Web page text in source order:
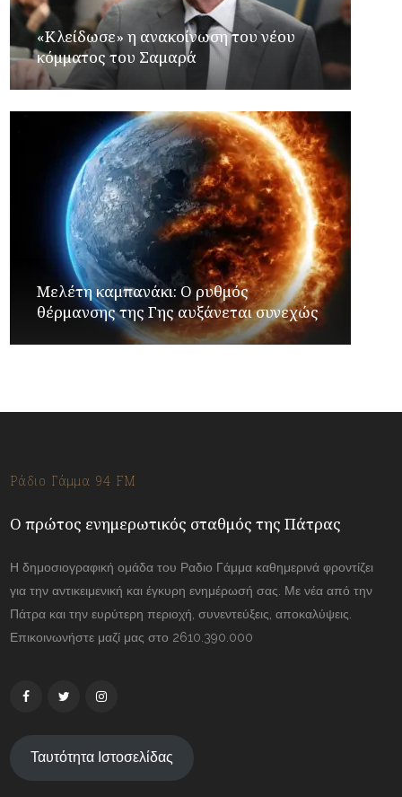
«Κλείδωσε» η ανακοίνωση του νέου
κόμματος του Σαμαρά
Μελέτη καμπανάκι: Ο ρυθμός
θέρμανσης της Γης αυξάνεται συνεχώς
Ράδιο Γάμμα 94 FM
Ο πρώτος ενημερωτικός σταθμός της Πάτρας
Η δημοσιογραφική ομάδα του Ραδιο Γάμμα καθημερινά φροντίζει
για την αντικειμενική και έγκυρη ενημέρωσή σας. Με νέα από την
Πάτρα και την ευρύτερη περιοχή, συνεντεύξεις, αποκαλύψεις.
Επικοινωνήστε μαζί μας στο 2610.390.000
Ταυτότητα Ιστοσελίδας